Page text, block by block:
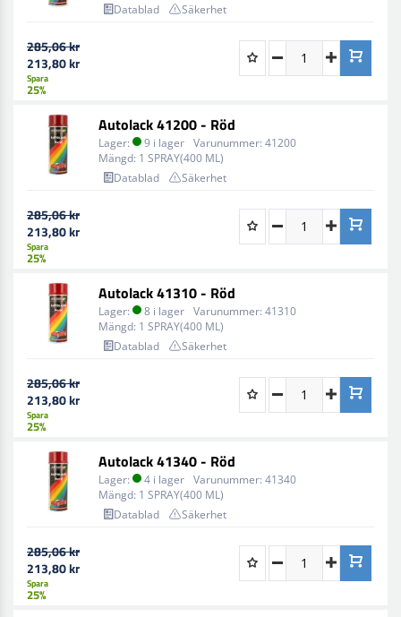
Datablad
Säkerhet
285,06 kr
213,80 kr
Spara
25%
Autolack 41200 - Röd
Lager: 9 i lager Varunummer: 41200
Mängd: 1 SPRAY(400 ML)
Datablad
Säkerhet
285,06 kr
213,80 kr
Spara
25%
Autolack 41310 - Röd
Lager: 8 i lager Varunummer: 41310
Mängd: 1 SPRAY(400 ML)
Datablad
Säkerhet
285,06 kr
213,80 kr
Spara
25%
Autolack 41340 - Röd
Lager: 4 i lager Varunummer: 41340
Mängd: 1 SPRAY(400 ML)
Datablad
Säkerhet
285,06 kr
213,80 kr
Spara
25%